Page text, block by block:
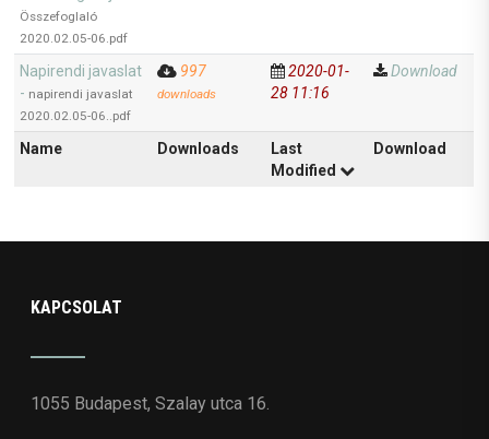
Name Downloads
Last
Modified
Download
Összefoglaló
2020.02.05-06.pdf
Napirendi javaslat
- napirendi javaslat
2020.02.05-06..pdf
997
downloads
2020-01-
28 11:16
Download
KAPCSOLAT
1055 Budapest, Szalay utca 16.